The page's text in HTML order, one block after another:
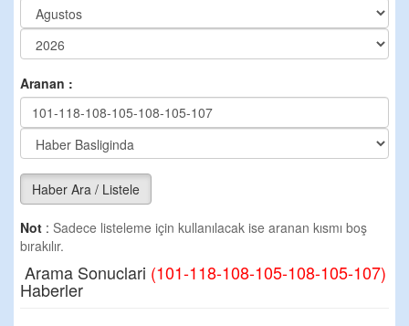
Aranan :
Haber Ara / Listele
Not : Sadece listeleme için kullanılacak ise aranan kısmı boş
bırakılır.
Arama Sonuclari (101-118-108-105-108-105-107)
Haberler